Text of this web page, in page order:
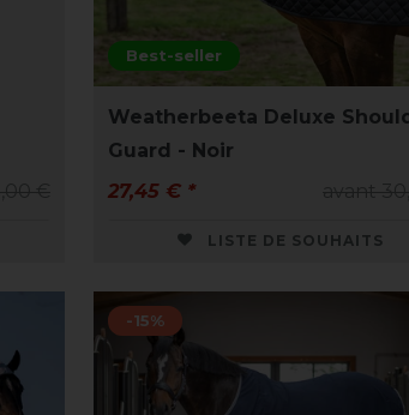
Best-seller
Weatherbeeta Deluxe
Guard - Noir
27,45 € *
LISTE DE SOUHAITS
-15%